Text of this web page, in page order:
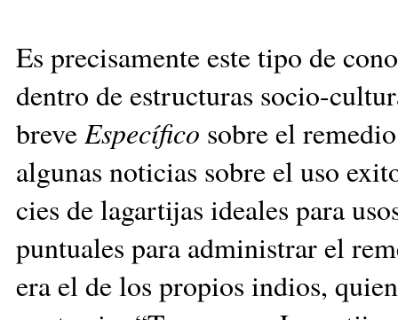
Es precisamente este tipo de
dentro de es­truc­tu­ras socio-
breveEspecífico sobre el
algunas no­ti­cias sobre el uso
cies de lagartijas ideales ­pa­ra
puntuales para administrar el
era el de los propios indios,